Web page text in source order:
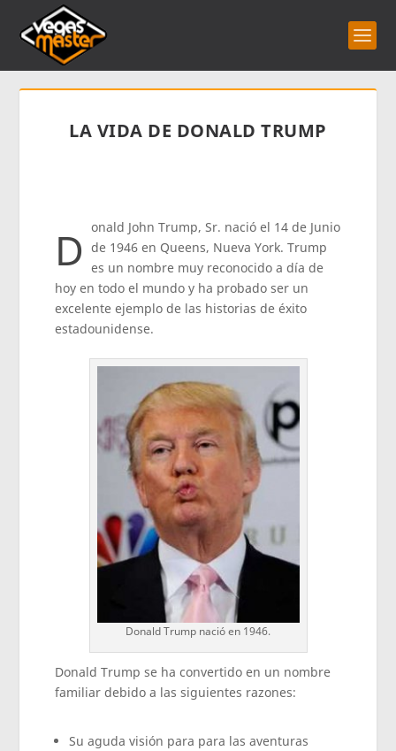
LA VIDA DE DONALD TRUMP
D
onald John Trump, Sr. nació el 14 de Junio
de 1946 en Queens, Nueva York. Trump
es un nombre muy reconocido a día de
hoy en todo el mundo y ha probado ser un
excelente ejemplo de las historias de éxito
estadounidense.
Donald Trump nació en 1946.
Donald Trump se ha convertido en un nombre
familiar debido a las siguientes razones:
Su aguda visión para para las aventuras